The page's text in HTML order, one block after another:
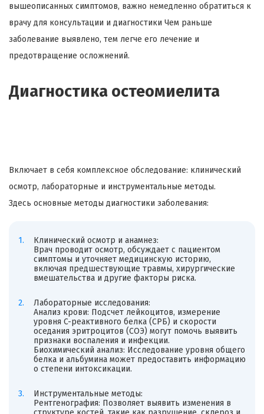
вышеописанных симптомов, важно немедленно обратиться к
врачу для консультации и диагностики Чем раньше
заболевание выявлено, тем легче его лечение и
предотвращение осложнений.
Диагностика остеомиелита
Включает в себя комплексное обследование: клинический
осмотр, лабораторные и инструментальные методы.
Здесь основные методы диагностики заболевания:
Клинический осмотр и анамнез:
Врач проводит осмотр, обсуждает с пациентом
симптомы и уточняет медицинскую историю,
включая предшествующие травмы, хирургические
вмешательства и другие факторы риска.
Лабораторные исследования:
Анализ крови: Подсчет лейкоцитов, измерение
уровня C-реактивного белка (СРБ) и скорости
оседания эритроцитов (СОЭ) могут помочь выявить
признаки воспаления и инфекции.
Биохимический анализ: Исследование уровня общего
белка и альбумина может предоставить информацию
о степени интоксикации.
Инструментальные методы:
Рентгенография: Позволяет выявить изменения в